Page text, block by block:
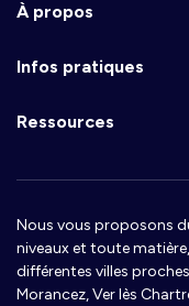
À propos
Infos pratiques
Ressources
Nous vous proposons
niveaux et toute
différentes villes
Morancez, Ver lès